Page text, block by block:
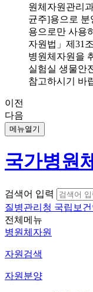
원체자원관리
균주]용으로
용으로만 사용
자원법」제31
병원체자원을
실험실 생물안
참고하시기 바
이전
다음
메뉴열기
국가병원
검색어 입력
질병관리청 국립보건
전체메뉴
병원체자원
자원검색
자원분양